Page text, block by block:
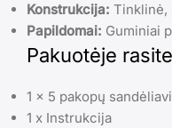
Konstrukcija: Tinklinė,
Papildomai: Guminiai
Pakuotėje rasite
1 x 5 pakopų
1 x Instrukcija